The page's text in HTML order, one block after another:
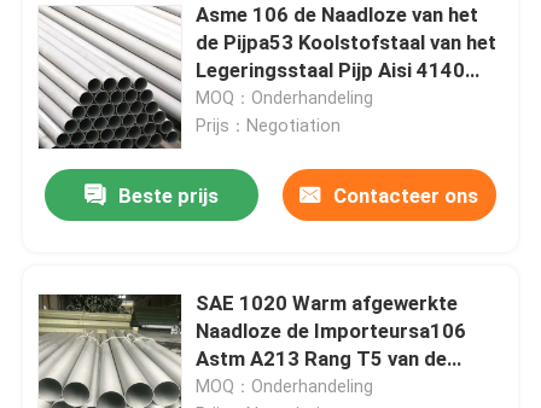
Asme 106 de Naadloze van het
de Pijpa53 Koolstofstaal van het
Legeringsstaal Pijp Aisi 4140
Buis P22
MOQ：Onderhandeling
Prijs：Negotiation
Beste prijs Contacteer ons
SAE 1020 Warm afgewerkte
Naadloze de Importeursa106
Astm A213 Rang T5 van de
Roestvrij staalpijp
MOQ：Onderhandeling